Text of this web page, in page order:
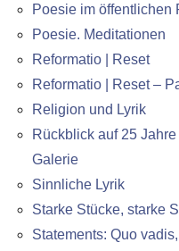
Poesie im öffentlichen
Poesie. Meditationen
Reformatio | Reset
Reformatio | Reset –
Religion und Lyrik
Rückblick auf 25
Galerie
Sinnliche Lyrik
Starke Stücke, starke
Statements: Quo